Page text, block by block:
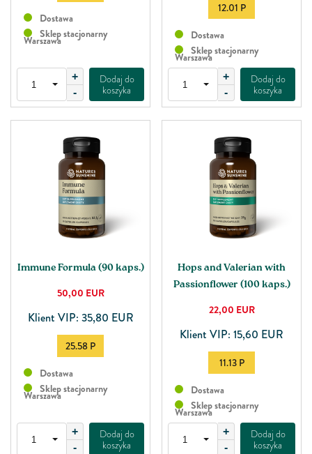
Dostawa
Sklep stacjonarny
Warszawa
+
-
Dodaj do
koszyka
12.01 P
Dostawa
Sklep stacjonarny
Warszawa
+
-
Dodaj do
koszyka
Immune Formula (90 kaps.)
50,00 EUR
Klient VIP: 35,80 EUR
25.58 P
Dostawa
Sklep stacjonarny
Warszawa
+
-
Dodaj do
koszyka
Hops and Valerian with
Passionflower (100 kaps.)
22,00 EUR
Klient VIP: 15,60 EUR
11.13 P
Dostawa
Sklep stacjonarny
Warszawa
+
-
Dodaj do
koszyka